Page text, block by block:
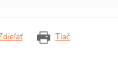
Tlač